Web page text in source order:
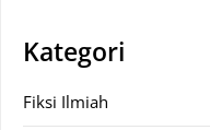
Kategori
Fiksi Ilmiah